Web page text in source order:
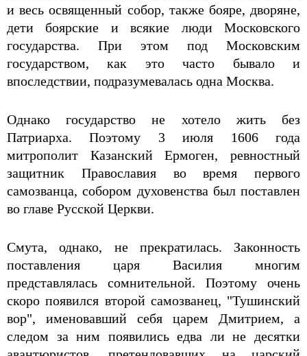
и весь освященный собор, также бояре, дворяне,
дети боярские и всякие люди Московского
государства. При этом под Московским
государством, как это часто бывало и
впоследствии, подразумевалась одна Москва.
Однако государство не хотело жить без
Патриарха. Поэтому 3 июля 1606 года
митрополит Казанский Ермоген, ревностный
защитник Православия во время первого
самозванца, собором духовенства был поставлен
во главе Русской Церкви.
Смута, однако, не прекратилась. Законность
поставления царя Василия многим
представлялась сомнительной. Поэтому очень
скоро появился второй самозванец, "Тушинский
вор", именовавший себя царем Дмитрием, а
следом за ним появились едва ли не десятки